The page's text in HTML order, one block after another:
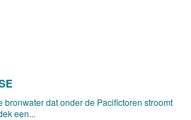
bronwater dat onder de Pacifictoren stroomt
een...